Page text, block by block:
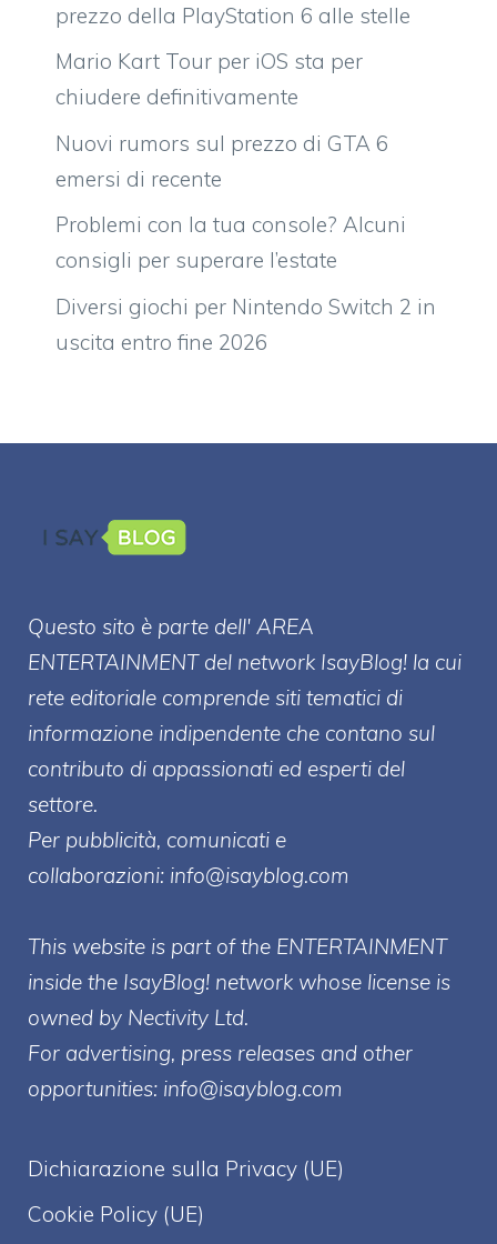
prezzo della PlayStation 6 alle stelle
Mario Kart Tour per iOS sta per
chiudere definitivamente
Nuovi rumors sul prezzo di GTA 6
emersi di recente
Problemi con la tua console? Alcuni
consigli per superare l’estate
Diversi giochi per Nintendo Switch 2 in
uscita entro fine 2026
Questo sito è parte dell' AREA
ENTERTAINMENT del network IsayBlog! la cui
rete editoriale comprende siti tematici di
informazione indipendente che contano sul
contributo di appassionati ed esperti del
settore.
Per pubblicità, comunicati e
collaborazioni: info@isayblog.com
This website is part of the ENTERTAINMENT
inside the IsayBlog! network whose license is
owned by Nectivity Ltd.
For advertising, press releases and other
opportunities: info@isayblog.com
Dichiarazione sulla Privacy (UE)
Cookie Policy (UE)